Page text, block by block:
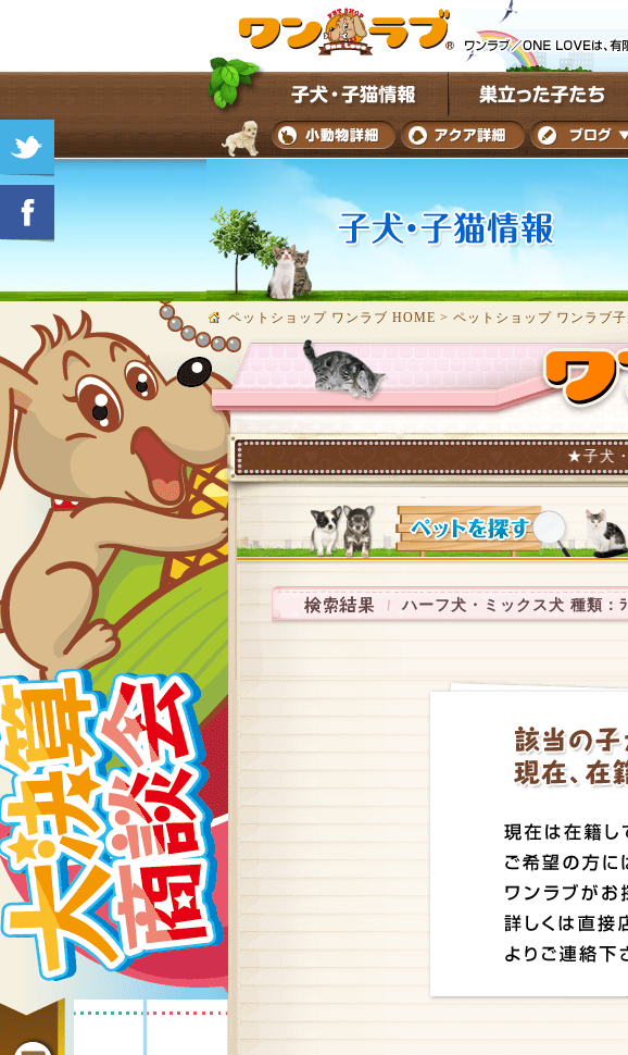
ペットショップ ワンラブ HOME > ペットショップ ワンラブ
★子犬・子猫の在籍
ハーフ犬・ミックス犬 種類：